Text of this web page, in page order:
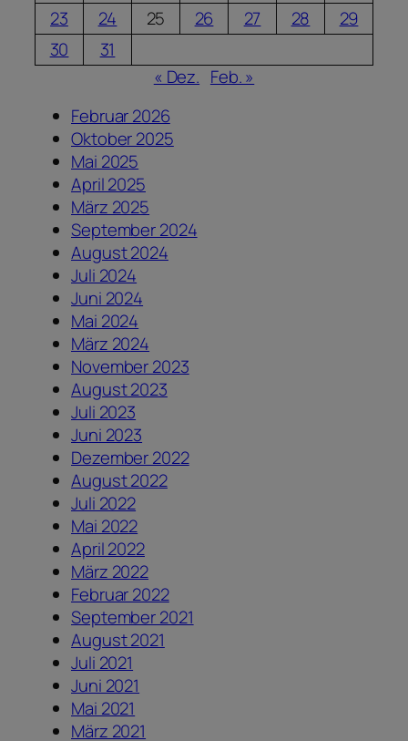
23
24 25 26 27 28
29
30
31
« Dez. Feb. »
Februar 2026
Oktober 2025
Mai 2025
April 2025
März 2025
September 2024
August 2024
Juli 2024
Juni 2024
Mai 2024
März 2024
November 2023
August 2023
Juli 2023
Juni 2023
Dezember 2022
August 2022
Juli 2022
Mai 2022
April 2022
März 2022
Februar 2022
September 2021
August 2021
Juli 2021
Juni 2021
Mai 2021
März 2021